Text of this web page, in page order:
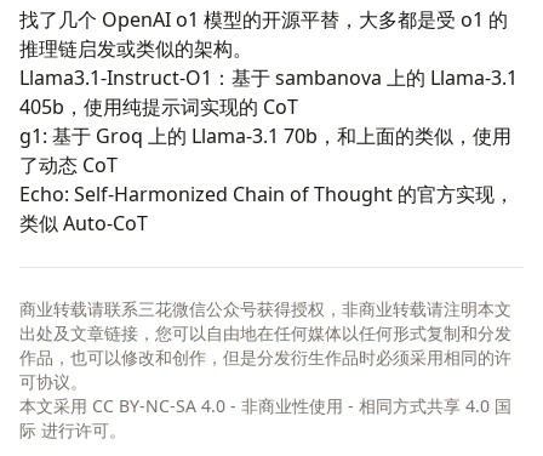
找了几个 OpenAI o1 模型的开源平替，大多都是受 o1 的
推理链启发或类似的架构。
Llama3.1-Instruct-O1 ：基于 sambanova 上的 Llama-3.1
405b，使用纯提示词实现的 CoT
g1: 基于 Groq 上的 Llama-3.1 70b，和上面的类似，使用
了动态 CoT
Echo: Self-Harmonized Chain of Thought 的官方实现，
类似 Auto-CoT
商业转载请联系三花微信公众号获得授权，非商业转载请注明本文
出处及文章链接，您可以自由地在任何媒体以任何形式复制和分发
作品，也可以修改和创作，但是分发衍生作品时必须采用相同的许
可协议。
本文采用 CC BY-NC-SA 4.0 - 非商业性使用 - 相同方式共享 4.0 国
际 进行许可。